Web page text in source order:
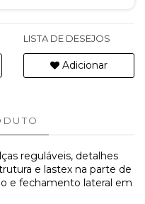
LISTA DE DESEJOS
Adicionar
reguláveis, detalhes
e lastex na parte de
e fechamento lateral em